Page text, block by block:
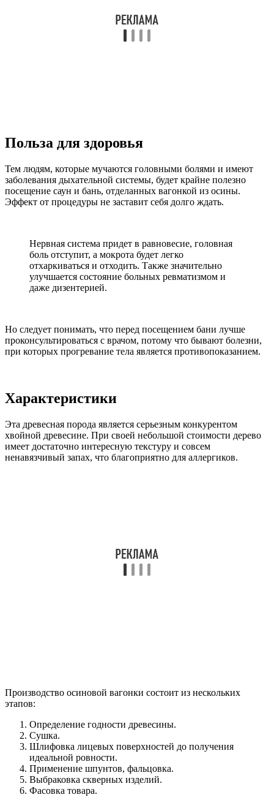
Польза для здоровья
Тем людям, которые мучаются головными болями и имеют
заболевания дыхательной системы, будет крайне полезно
посещение саун и бань, отделанных вагонкой из осины.
Эффект от процедуры не заставит себя долго ждать.
Нервная система придет в равновесие, головная
боль отступит, а мокрота будет легко
отхаркиваться и отходить. Также значительно
улучшается состояние больных ревматизмом и
даже дизентерией.
Но следует понимать, что перед посещением бани лучше
проконсультироваться с врачом, потому что бывают болезни,
при которых прогревание тела является противопоказанием.
Характеристики
Эта древесная порода является серьезным конкурентом
хвойной древесине. При своей небольшой стоимости дерево
имеет достаточно интересную текстуру и совсем
ненавязчивый запах, что благоприятно для аллергиков.
Производство осиновой вагонки состоит из нескольких
этапов:
Определение годности древесины.
Сушка.
Шлифовка лицевых поверхностей до получения
идеальной ровности.
Применение шпунтов, фальцовка.
Выбраковка скверных изделий.
Фасовка товара.